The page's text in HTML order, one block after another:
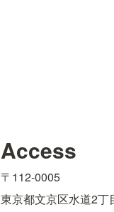
Access
〒112-0005
東京都文京区水道2